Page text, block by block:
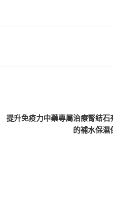
提升免疫力中藥專屬治療腎結石
的補水保濕